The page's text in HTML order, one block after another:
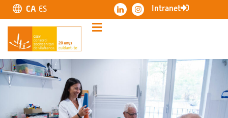
CA ES Intranet